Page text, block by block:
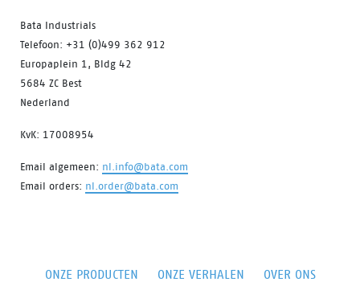
Bata Industrials
Telefoon: +31 (0)499 362 912
Europaplein 1, Bldg 42
5684 ZC Best
Nederland
KvK: 17008954
Email algemeen: nl.info@bata.com
Email orders: nl.order@bata.com
ONZE PRODUCTEN ONZE VERHALEN OVER ONS